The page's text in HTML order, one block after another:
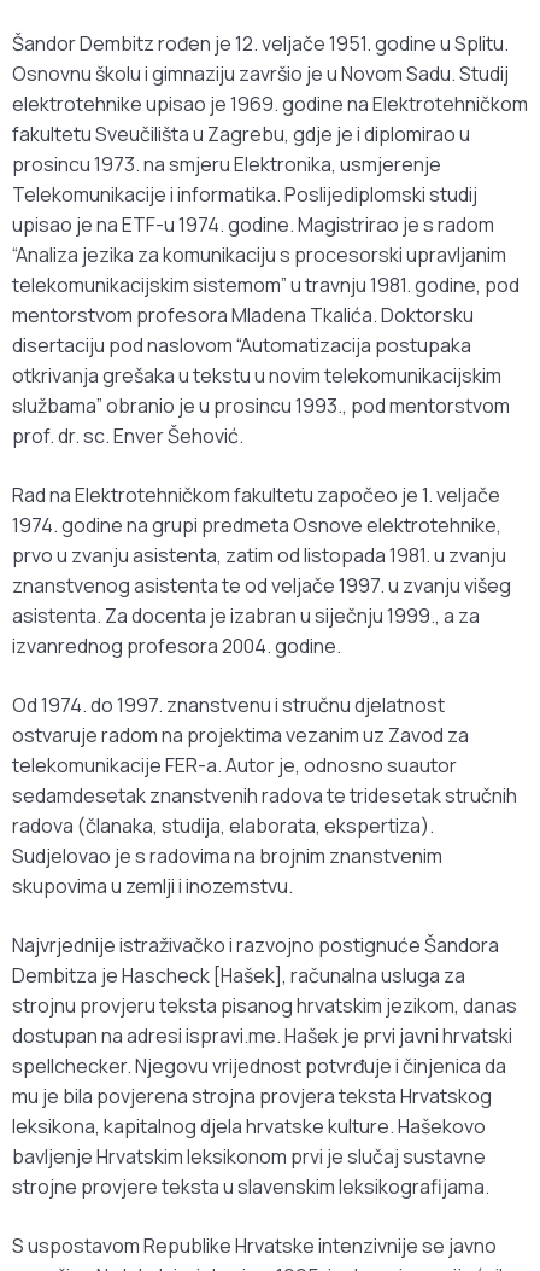
Šandor Dembitz rođen je 12. veljače 1951. godine u Splitu.
Osnovnu školu i gimnaziju završio je u Novom Sadu. Studij
elektrotehnike upisao je 1969. godine na Elektrotehničkom
fakultetu Sveučilišta u Zagrebu, gdje je i diplomirao u
prosincu 1973. na smjeru Elektronika, usmjerenje
Telekomunikacije i informatika. Poslijediplomski studij
upisao je na ETF-u 1974. godine. Magistrirao je s radom
“Analiza jezika za komunikaciju s procesorski upravljanim
telekomunikacijskim sistemom” u travnju 1981. godine, pod
mentorstvom profesora Mladena Tkalića. Doktorsku
disertaciju pod naslovom “Automatizacija postupaka
otkrivanja grešaka u tekstu u novim telekomunikacijskim
službama” obranio je u prosincu 1993., pod mentorstvom
prof. dr. sc. Enver Šehović.
Rad na Elektrotehničkom fakultetu započeo je 1. veljače
1974. godine na grupi predmeta Osnove elektrotehnike,
prvo u zvanju asistenta, zatim od listopada 1981. u zvanju
znanstvenog asistenta te od veljače 1997. u zvanju višeg
asistenta. Za docenta je izabran u siječnju 1999., a za
izvanrednog profesora 2004. godine.
Od 1974. do 1997. znanstvenu i stručnu djelatnost
ostvaruje radom na projektima vezanim uz Zavod za
telekomunikacije FER-a. Autor je, odnosno suautor
sedamdesetak znanstvenih radova te tridesetak stručnih
radova (članaka, studija, elaborata, ekspertiza).
Sudjelovao je s radovima na brojnim znanstvenim
skupovima u zemlji i inozemstvu.
Najvrjednije istraživačko i razvojno postignuće Šandora
Dembitza je Hascheck [Hašek], računalna usluga za
strojnu provjeru teksta pisanog hrvatskim jezikom, danas
dostupan na adresi ispravi.me. Hašek je prvi javni hrvatski
spellchecker. Njegovu vrijednost potvrđuje i činjenica da
mu je bila povjerena strojna provjera teksta Hrvatskog
leksikona, kapitalnog djela hrvatske kulture. Hašekovo
bavljenje Hrvatskim leksikonom prvi je slučaj sustavne
strojne provjere teksta u slavenskim leksikografijama.
S uspostavom Republike Hrvatske intenzivnije se javno